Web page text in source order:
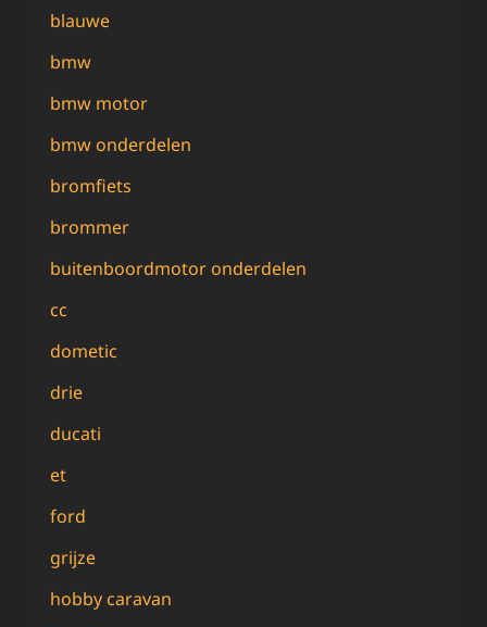
blauwe
bmw
bmw motor
bmw onderdelen
bromfiets
brommer
buitenboordmotor onderdelen
cc
dometic
drie
ducati
et
ford
grijze
hobby caravan